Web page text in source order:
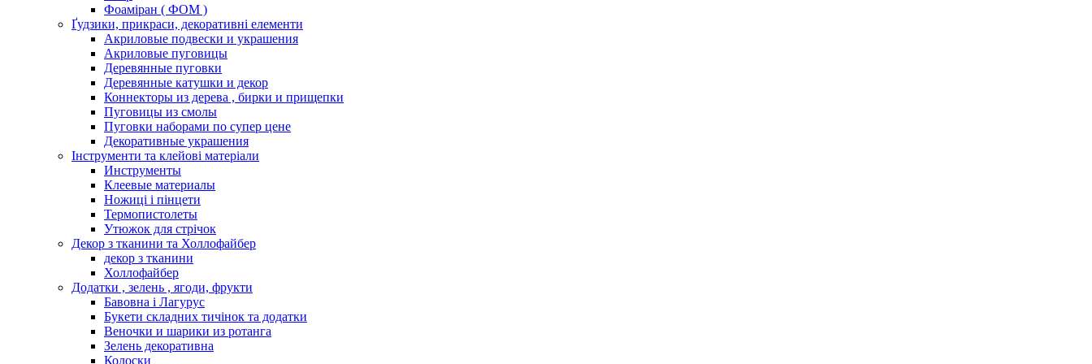
Фоаміран ( ФОМ )
Ґудзики, прикраси, декоративні елементи
Акриловые подвески и украшения
Акриловые пуговицы
Деревянные пуговки
Деревянные катушки и декор
Коннекторы из дерева , бирки и прищепки
Пуговицы из смолы
Пуговки наборами по супер цене
Декоративные украшения
Інструменти та клейові матеріали
Инструменты
Клеевые материалы
Ножиці і пінцети
Термопистолеты
Утюжок для стрічок
Декор з тканини та Холлофайбер
декор з тканини
Холлофайбер
Додатки , зелень , ягоди, фрукти
Бавовна і Лагурус
Букети складних тичінок та додатки
Веночки и шарики из ротанга
Зелень декоративна
Колоски